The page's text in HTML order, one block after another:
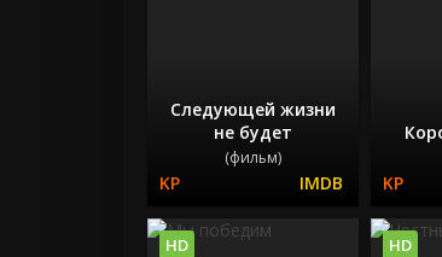
Следующей жизни
не будет
(фильм)
HD HD